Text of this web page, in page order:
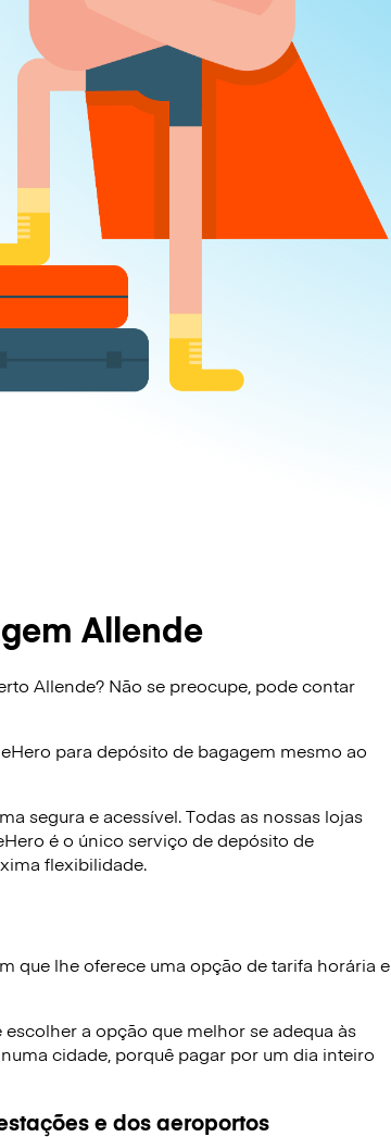
Allende
Allende? Não se preocupe, pode contar
para depósito de bagagem mesmo ao
segura e acessível. Todas as nossas lojas
é o único serviço de depósito de
flexibilidade.
que lhe oferece uma opção de tarifa horária e
a opção que melhor se adequa às
cidade, porquê pagar por um dia inteiro
e dos aeroportos